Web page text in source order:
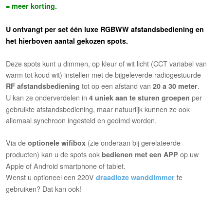
= meer korting.
U ontvangt per set één luxe RGBWW afstandsbediening en
het hierboven aantal gekozen spots.
Deze spots kunt u dimmen, op kleur of wit licht (CCT variabel van
warm tot koud wit) instellen met de bijgeleverde radiogestuurde
RF afstandsbediening tot op een afstand van20 a 30 meter.
U kan ze onderverdelen in4 uniek aan te sturen groepen per
gebruikte afstandsbediening, maar natuurlijk kunnen ze ook
allemaal synchroon ingesteld en gedimd worden.
Via deoptionele wifibox (zie onderaan bij gerelateerde
producten) kan u de spots ookbedienen met een APP op uw
Apple of Android smartphone of tablet.
Wenst u optioneel een 220Vdraadloze wanddimmer te
gebruiken? Dat kan ook!